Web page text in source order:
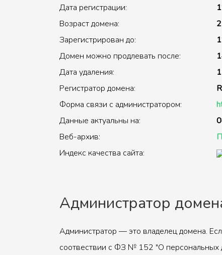
Дата регистрации:
Возраст домена:
Зарегистрирован до:
Домен можно продлевать после:
Дата удаления:
Регистратор домена:
Форма связи с администратором:
Данные актуальны на:
Веб-архив:
Индекс качества сайта:
Администратор
Администратор — это владелец домена.
соотвествии с ФЗ № 152 "О